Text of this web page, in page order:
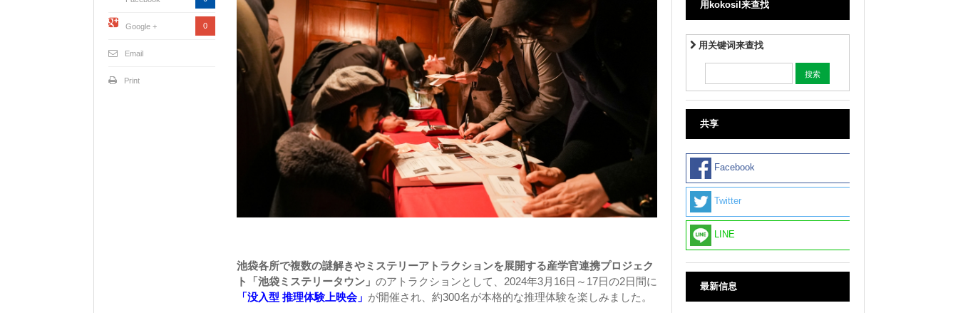
池袋各所で複数の謎解きやミステリーアトラクションを展開する産学官連携プロジェク
ト「池袋ミステリータウン」 のアトラクションとして、2024年3月16日～17日の2日間に
「没入型 推理体験上映会」 が開催され、約300名が本格的な推理体験を楽しみました。
Google + 0
Email
Print
用kokosil来查找
用关键词来查找
共享
Facebook
Twitter
LINE
最新信息